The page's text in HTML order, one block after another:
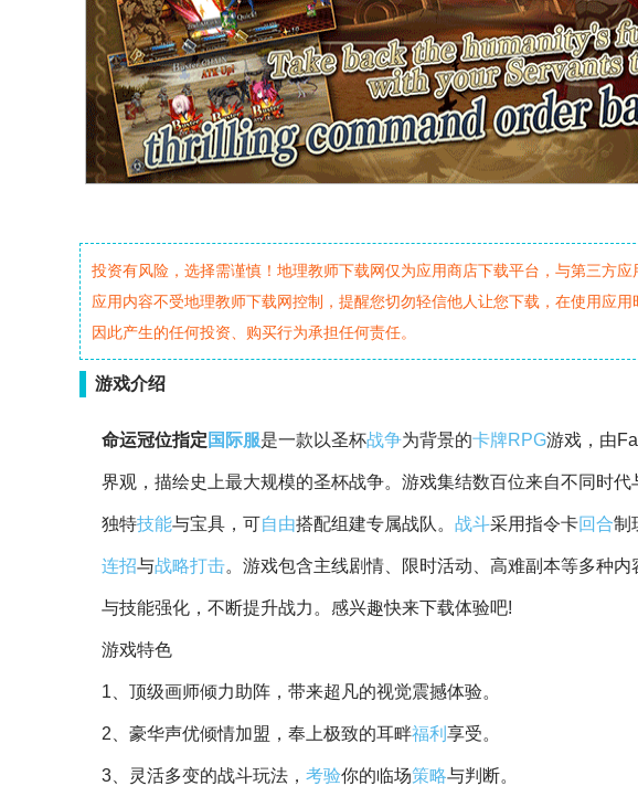
投资有风险，选择需谨慎！地理教师下载网仅为应用商店下载平台，与第三方
应用内容不受地理教师下载网控制，提醒您切勿轻信他人让您下载，在使用应
因此产生的任何投资、购买行为承担任何责任。
游戏介绍
命运冠位指定 国际服是一款以圣杯战争为背景的卡牌RPG游戏，由
界观，描绘史上最大规模的圣杯战争。游戏集结数百位来自不同时
独特技能与宝具，可自由搭配组建专属战队。 战斗采用指令卡回合制
连招与战略打击。游戏包含主线剧情、限时活动、高难副本等多种内
与技能强化，不断提升战力。感兴趣快来下载体验吧!
游戏特色
1、顶级画师倾力助阵，带来超凡的视觉震撼体验。
2、豪华声优倾情加盟，奉上极致的耳畔福利 享受。
3、灵活多变的战斗玩法， 考验你的临场策略与判断。